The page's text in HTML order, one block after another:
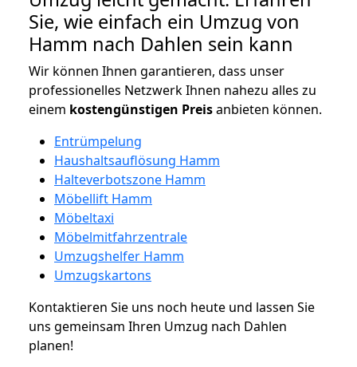
Sie, wie einfach ein Umzug von
Hamm nach Dahlen sein kann
Wir können Ihnen garantieren, dass unser
professionelles Netzwerk Ihnen nahezu alles zu
einem kostengünstigen Preisanbieten können.
Entrümpelung
Haushaltsauflösung Hamm
Halteverbotszone Hamm
Möbellift Hamm
Möbeltaxi
Möbelmitfahrzentrale
Umzugshelfer Hamm
Umzugskartons
Kontaktieren Sie uns noch heute und lassen Sie
uns gemeinsam Ihren Umzug nach Dahlen
planen!